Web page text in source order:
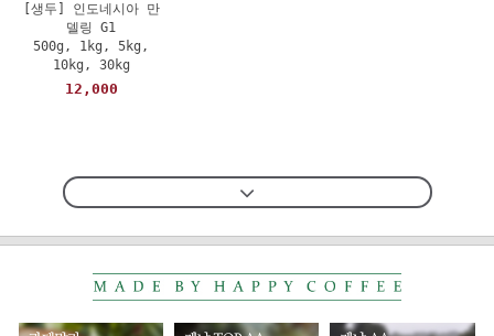
[생두] 인도네시아 만
델링 G1
500g, 1kg, 5kg,
10kg, 30kg
12,000